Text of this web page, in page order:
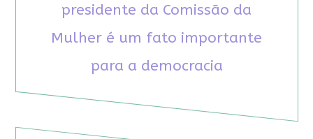
presidente da Comissão da
Mulher é um fato importante
para a democracia